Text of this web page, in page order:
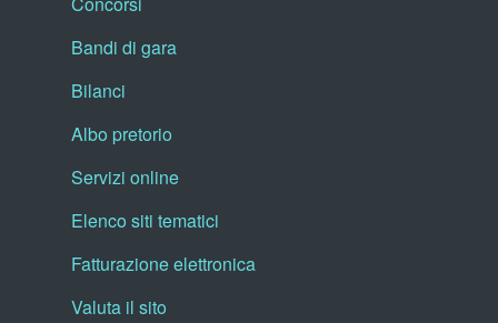
Bandi di gara
Bilanci
Albo pretorio
Servizi online
Elenco siti tematici
Fatturazione elettronica
Valuta il sito